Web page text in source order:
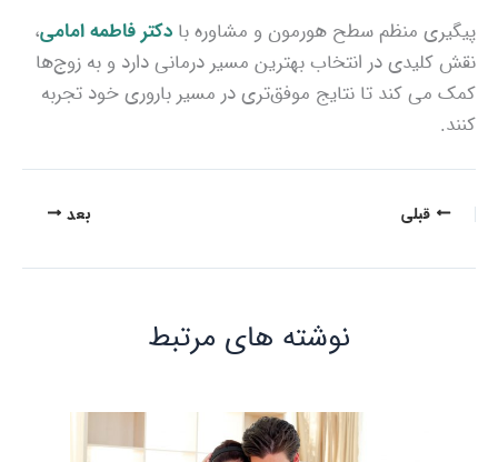
پیگیری منظم سطح هورمون و مشاوره با دکتر فاطمه امامی،
نقش کلیدی در انتخاب بهترین مسیر درمانی دارد و به زوج‌ها
کمک می‌ کند تا نتایج موفق‌تری در مسیر باروری خود تجربه
کنند.
قبلی بعد
نوشته‌ های مرتبط